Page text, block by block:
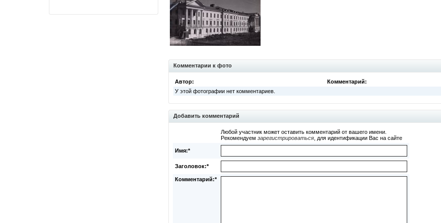
Комментарии к фото
Автор:
Комментарий:
У этой фотографии нет комментариев.
Добавить комментарий
Любой участник может оставить комментарий от вашего имени.
Рекомендуем зарегистрироваться , для идентификации Вас на сайте
Имя:*
Заголовок:*
Комментарий:*